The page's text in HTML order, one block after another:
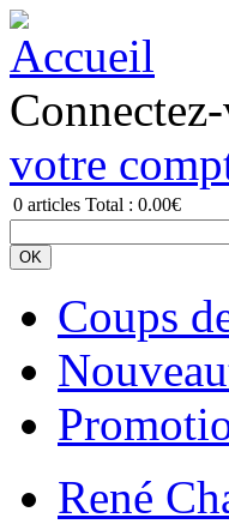
votre
0 articles Total : 0.00€
Coups
René